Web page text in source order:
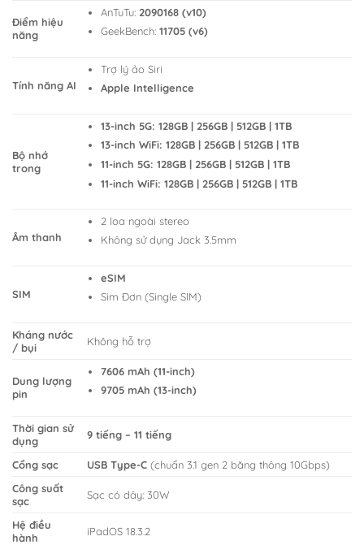
Điểm hiệu
năng
AnTuTu:2090168 (v10)
GeekBench:11705 (v6)
Tính năng AI
Trợ lý ảo Siri
Apple Intelligence
Bộ nhớ
trong
13-inch 5G: 128GB | 256GB | 512GB | 1TB
13-inch WiFi: 128GB | 256GB | 512GB | 1TB
11-inch 5G: 128GB | 256GB | 512GB | 1TB
11-inch WiFi: 128GB | 256GB | 512GB | 1TB
Âm thanh
2 loa ngoài stereo
Không sử dụng Jack 3.5mm
SIM
eSIM
Sim Đơn (Single SIM)
Kháng nước
/ bụi
Không hỗ trợ
Dung lượng
pin
7606 mAh (11-inch)
9705 mAh (13-inch)
Thời gian sử
dụng
9 tiếng – 11 tiếng
Cổng sạc USB Type-C (chuẩn 3.1 gen 2 băng thông 10Gbps)
Công suất
sạc
Sạc có dây: 30W
Hệ điều
hành
iPadOS 18.3.2